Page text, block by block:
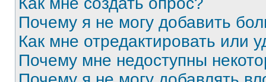
Почему я не могу добавить
Как мне отредактировать или
Почему мне недоступны